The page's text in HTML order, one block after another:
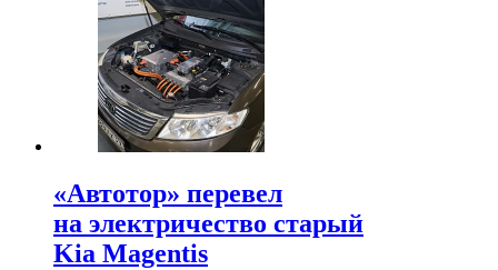
«Автотор» перевел
на электричество старый
Kia Magentis